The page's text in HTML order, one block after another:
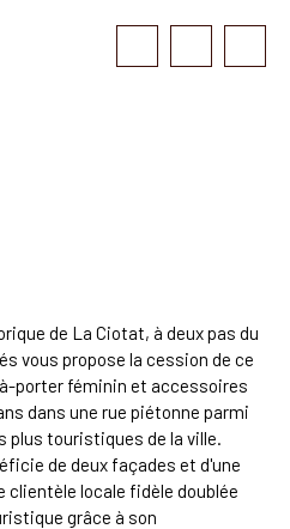
de La Ciotat, à deux pas du
vous propose la cession de ce
porter féminin et accessoires
dans une rue piétonne parmi
plus touristiques de la ville.
de deux façades et d'une
locale fidèle doublée
grâce à son